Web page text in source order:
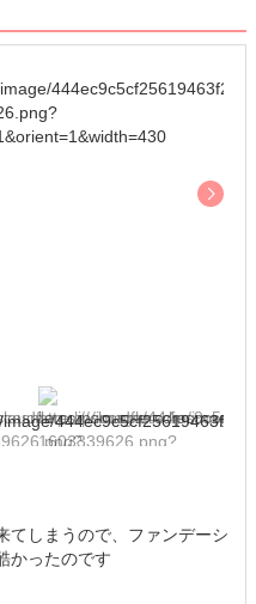
てしまうので、ファンデーシ
かったのです